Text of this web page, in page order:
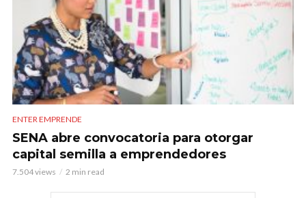
ENTER EMPRENDE
SENA abre convocatoria para otorgar
capital semilla a emprendedores
7.504 views 2 min read